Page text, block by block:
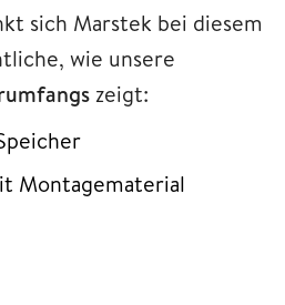
sich Marstek bei diesem
wie unsere
zeigt:
Montagematerial